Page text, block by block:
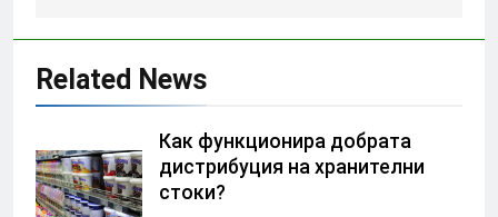
Related News
Как функционира добрата
дистрибуция на хранителни
стоки?